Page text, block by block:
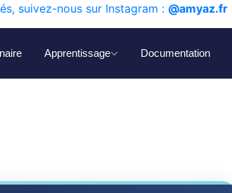
suivez-nous sur Instagram : @amyaz.fr
Apprentissage Documentation